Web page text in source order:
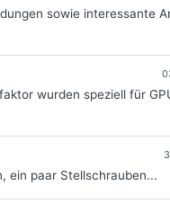
sowie interessante
wurden speziell für
ein paar Stellschrauben...